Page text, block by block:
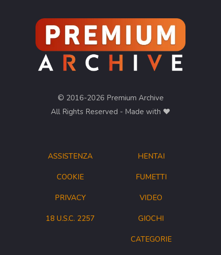
ASSISTENZA
COOKIE
PRIVACY
18 U.S.C. 2257
© 2016-2026 Premium Archive
All Rights Reserved - Made with ❤︎
HENTAI
FUMETTI
VIDEO
GIOCHI
CATEGORIE